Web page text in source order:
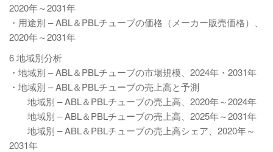
2020年～2031年
・用途別 – ABL＆PBLチューブの価格（メーカー販売価格）、
2020年～2031年
6 地域別分析
・地域別 – ABL＆PBLチューブの市場規模、2024年・2031年
・地域別 – ABL＆PBLチューブの売上高と予測
地域別 – ABL＆PBLチューブの売上高、2020年～2024年
地域別 – ABL＆PBLチューブの売上高、2025年～2031年
地域別 – ABL＆PBLチューブの売上高シェア、2020年～
2031年